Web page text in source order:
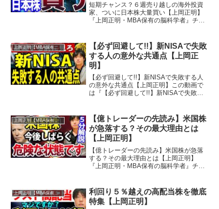
短期チャンス？６週売り越しの海外投資
家、ついに日本株大量買い【上岡正明】
『上岡正明・MBA保有の脳科学者』チャ
剣に一歩抜きん出たい人のための番組。
MBA保有の脳科学者で...
上岡正明【MBA保有の脳科学者】
【必ず回避して!!】新NISAで失敗
する人の意外な共通点【上岡正
明】
【必ず回避して!!】新NISAで失敗する人
の意外な共通点【上岡正明】この動画で
は『【必ず回避して!!】新NISAで失敗す
者』チャンネルでは…株式投資、経済ニ
ュース、資産...
上岡正明【MBA保有の脳科学者】
【億トレーダーの先読み】米国株
が急落する？その最大理由とは
【上岡正明】
【億トレーダーの先読み】米国株が急落
する？その最大理由とは【上岡正明】
『上岡正明・MBA保有の脳科学者』チャ
剣に一歩抜きん出たい人のための番組。
MBA保有の脳科学者で累...
上岡正明【MBA保有の脳科学者】
利回り５％越えの高配当株を徹底
特集【上岡正明】